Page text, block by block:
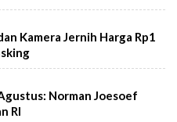
Kamera Jernih Harga Rp1
Norman Joesoef
RI